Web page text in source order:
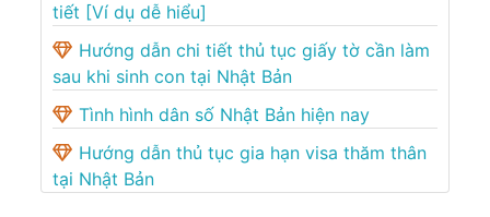
tiết [Ví dụ dễ hiểu]
Hướng dẫn chi tiết thủ tục giấy tờ cần làm
sau khi sinh con tại Nhật Bản
Tình hình dân số Nhật Bản hiện nay
Hướng dẫn thủ tục gia hạn visa thăm thân
tại Nhật Bản